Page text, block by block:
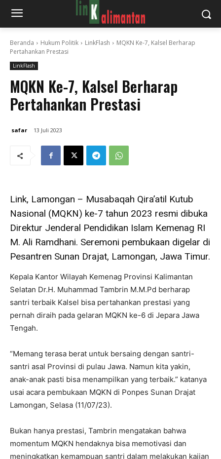
Beranda Hukum Politik LinkFlash
MQKN Ke-7, Kalsel Berharap
Pertahankan Prestasi
LinkFlash
MQKN Ke-7, Kalsel Berharap
Pertahankan Prestasi
safar 13 Juli 2023
Link, Lamongan – Musabaqah Qira’atil Kutub
Nasional (MQKN) ke-7 tahun 2023 resmi dibuka
Direktur Jenderal Pendidikan Islam Kemenag RI
M. Ali Ramdhani. Seremoni pembukaan digelar di
Pesantren Sunan Drajat, Lamongan, Jawa Timur.
Kepala Kantor Wilayah Kemenag Provinsi Kalimantan
Selatan Dr.H. Muhammad Tambrin M.M.Pd berharap
santri terbaik Kalsel bisa pertahankan prestasi yang
pernah diraih pada gelaran MQKN ke-6 di Jepara Jawa
Tengah.
“Memang terasa berat untuk bersaing dengan santri-
santri asal Provinsi di pulau Jawa. Namun kita yakin,
anak-anak pasti bisa menampilkan yang terbaik.” katanya
usai acara pembukaan MQKN di Ponpes Sunan Drajat
Lamongan, Selasa (11/07/23).
Bukan hanya prestasi, Tambrin mengatakan bahwa
momentum MQKN hendaknya bisa memotivasi dan
meningkatkan kemampuan santri dalam melakukan kajian